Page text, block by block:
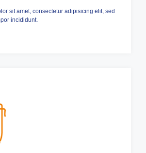
sit amet, consectetur adipisicing elit, sed
incididunt.